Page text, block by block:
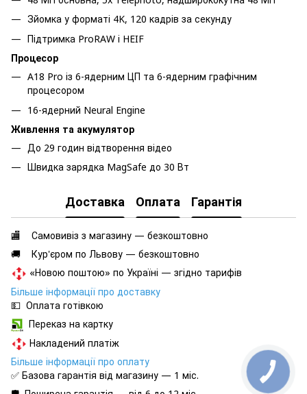
Зйомка у форматі 4K, 120 кадрів за секунду
Підтримка ProRAW і HEIF
Процесор
A18 Pro із 6-ядерним ЦП та 6-ядерним графічним
процесором
16-ядерний Neural Engine
Живлення та акумулятор
До 29 годин відтворення відео
Швидка зарядка MagSafe до 30 Вт
Доставка Оплата Гарантія
🏬 Самовивіз з магазину — безкоштовно
🚚 Кур'єром по Львову — безкоштовно
«Новою поштою» по Україні — згідно тарифів
Більше інформації про доставку
💵 Оплата готівкою
Переказ на картку
Накладений платіж
Більше інформації про оплату
✅ Базова гарантія від магазину — 1 міс.